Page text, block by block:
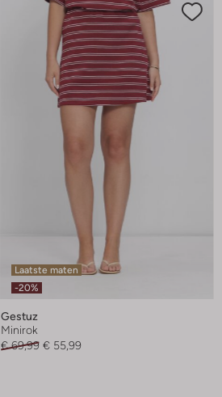
Laatste maten
-20%
Gestuz
Minirok
€ 69,99 € 55,99